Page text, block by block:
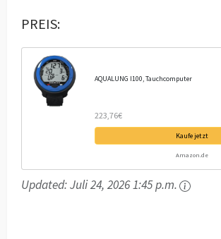
PREIS:
AQUALUNG I100, Tauchcomputer
223,76€
Kaufe jetzt
Amazon.de
Updated:Juli 24, 2026 1:45 p.m.